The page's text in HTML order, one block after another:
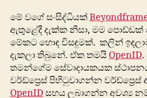
මේ වගේ සංසිද්ධියක්
ඇතුළේදී දැක්ක නිසා, මම පොඩ්ඩක්
මේකට හොඳ විසඳුමක්. කලින්
දැකලා තිබුනේ. ඒක තමයි OpenID
තමන්ගේම සේවාදායකයක
වර්ඩ්ප්‍රෙස් පිහිටුවාගන්න වර්ඩ්ප්‍රෙස්
OpenID සහය ලබාගන්න අවශ්‍ය